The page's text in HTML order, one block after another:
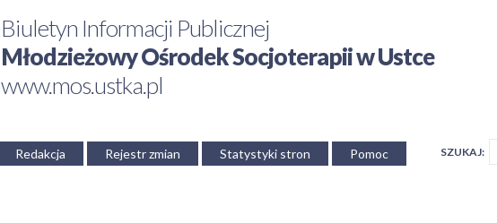
Biuletyn Informacji Publicznej
Młodzieżowy Ośrodek Socjoterapii w Ustce
www.mos.ustka.pl
Redakcja Rejestr zmian Statystyki stron Pomoc SZUKAJ: